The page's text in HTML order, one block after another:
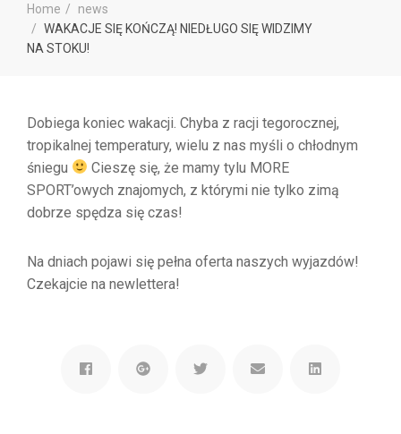
Home
news
WAKACJE SIĘ KOŃCZĄ! NIEDŁUGO SIĘ WIDZIMY
NA STOKU!
Dobiega koniec wakacji. Chyba z racji tegorocznej,
tropikalnej temperatury, wielu z nas myśli o chłodnym
śniegu
Cieszę się, że mamy tylu MORE
SPORT’owych znajomych, z którymi nie tylko zimą
dobrze spędza się czas!
Na dniach pojawi się pełna oferta naszych wyjazdów!
Czekajcie na newlettera!